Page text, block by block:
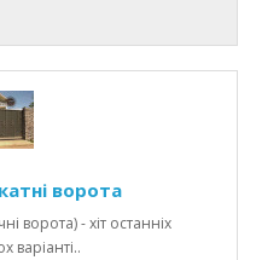
ворота
ворота) - хіт останніх
варіанті..